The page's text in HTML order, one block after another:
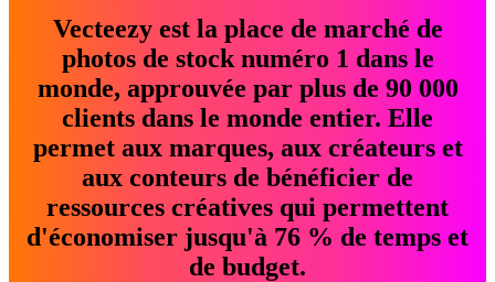
Vecteezy est la place de marché de
photos de stock numéro 1 dans le
monde, approuvée par plus de 90 000
clients dans le monde entier. Elle
permet aux marques, aux créateurs et
aux conteurs de bénéficier de
ressources créatives qui permettent
d'économiser jusqu'à 76 % de temps et
de budget.